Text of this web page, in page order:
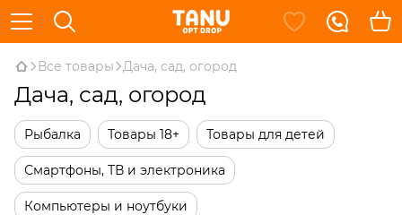
Все товары Дача, сад, огород
Дача, сад, огород
Рыбалка Товары 18+ Товары для детей
Смартфоны, ТВ и электроника
Компьютеры и ноутбуки